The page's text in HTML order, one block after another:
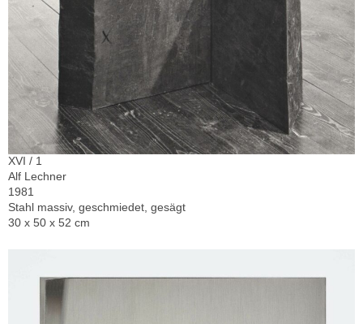
XVI / 1
Alf Lechner
1981
Stahl massiv, geschmiedet, gesägt
30 x 50 x 52 cm